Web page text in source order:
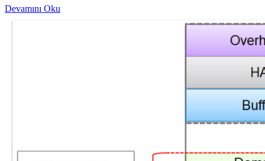
Devamını Oku